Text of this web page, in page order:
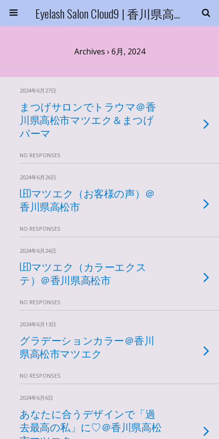
Eyelash Salon Cloud9 | 香川県高松市
Archives › 6月, 2024
2024年6月27日
まつげサロンでトラウマ＠香
川県高松市マツエク＆まつげ
パーマ
NO RESPONSES
2024年6月26日
LEDマツエク（お客様の声）＠
香川県高松市
NO RESPONSES
2024年6月24日
LEDマツエク（カラーエクス
テ）＠香川県高松市
NO RESPONSES
2024年6月13日
グラデーションカラー＠香川
県高松市マツエク
NO RESPONSES
2024年6月6日
あなたに合うデザインで「過
去最高の私」に♡＠香川県高松